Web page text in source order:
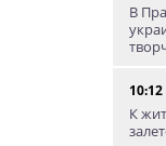
В
10:12
К